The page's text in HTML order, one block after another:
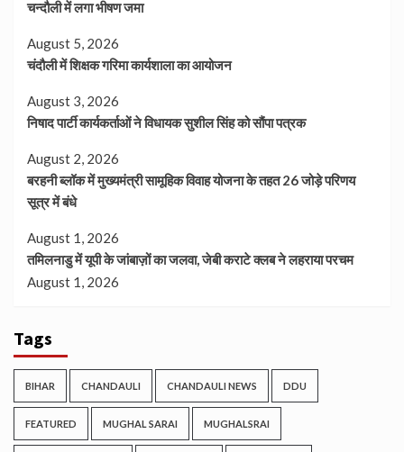
चन्दौली में लगा भीषण जमा
August 5, 2026
चंदौली में शिक्षक गरिमा कार्यशाला का आयोजन
August 3, 2026
निषाद पार्टी कार्यकर्ताओं ने विधायक सुशील सिंह को सौंपा पत्रक
August 2, 2026
बरहनी ब्लॉक में मुख्यमंत्री सामूहिक विवाह योजना के तहत 26 जोड़े परिणय
सूत्र में बंधे
August 1, 2026
तमिलनाडु में यूपी के जांबाज़ों का जलवा, जेबी कराटे क्लब ने लहराया परचम
August 1, 2026
Tags
BIHAR CHANDAULI CHANDAULI NEWS DDU
FEATURED MUGHAL SARAI MUGHALSRAI